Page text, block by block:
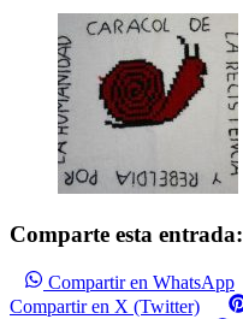
Comparte esta entrada:
Compartir en WhatsApp
Compartir en X (Twitter)